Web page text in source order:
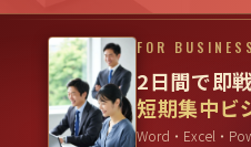
FOR BUSINESS
2日間で即戦
短期集中ビ
Word・Excel・